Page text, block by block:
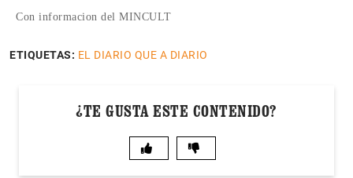
Con informacion del MINCULT
ETIQUETAS: EL DIARIO QUE A DIARIO
¿TE GUSTA ESTE CONTENIDO?